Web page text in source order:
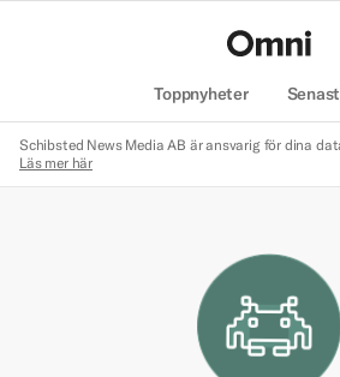
Toppnyheter
Schibsted News Media AB är ansvarig för dina
Läs mer här